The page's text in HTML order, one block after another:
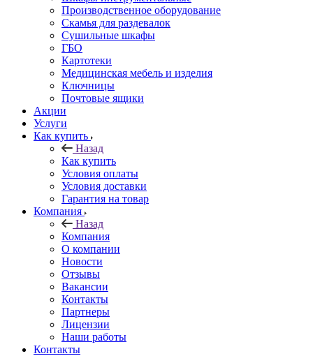
Производственное оборудование
Скамья для раздевалок
Сушильные шкафы
ГБО
Картотеки
Медицинская мебель и изделия
Ключницы
Почтовые ящики
Акции
Услуги
Как купить
Назад
Как купить
Условия оплаты
Условия доставки
Гарантия на товар
Компания
Назад
Компания
О компании
Новости
Отзывы
Вакансии
Контакты
Партнеры
Лицензии
Наши работы
Контакты